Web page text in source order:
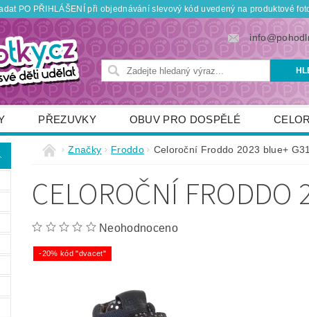
PO PŘIHLÁŠENÍ při objednávání slevový kód uvedený na produktové
PŘEZUVKY OBUV PRO DOSPĚLÉ
OBUTEX OBUV PRO DĚTI DOPLŇKY
Značky Froddo Celoroční Froddo 2023 blue+
CELOROČNÍ
Neohodnoceno
-20% kód "dvacet"